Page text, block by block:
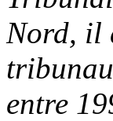
Nord, il
entre